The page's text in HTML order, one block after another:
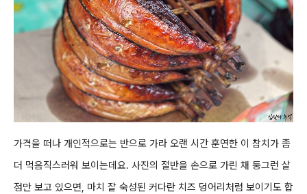
가격을 떠나 개인적으로는 반으로 가라 오랜 시간 훈연한 이 참치가 좀
더 먹음직스러워 보이는데요. 사진의 절반을 손으로 가린 채 둥그런 살
점만 보고 있으면, 마치 잘 숙성된 커다란 치즈 덩어리처럼 보이기도 합